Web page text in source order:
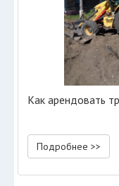
Как арендовать
Подробнее >>